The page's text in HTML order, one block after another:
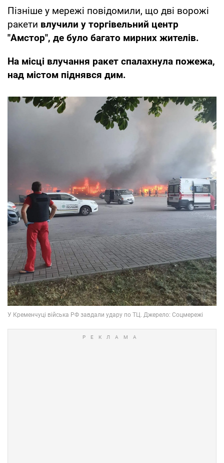
Пізніше у мережі повідомили, що дві ворожі
ракети влучили у торгівельний центр
"Амстор", де було багато мирних жителів.
На місці влучання ракет спалахнула пожежа,
над містом піднявся дим.